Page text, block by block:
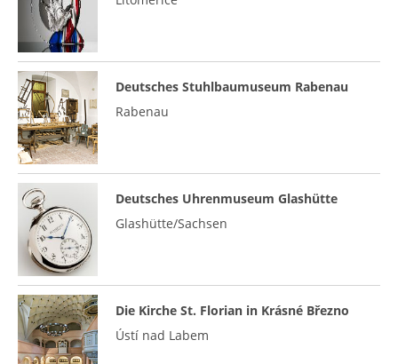
Deutsches Stuhlbaumuseum Rabenau
Rabenau
Deutsches Uhrenmuseum Glashütte
Glashütte/Sachsen
Die Kirche St. Florian in Krásné Březno
Ústí nad Labem